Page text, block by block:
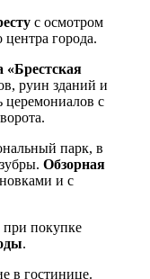
с осмотром
центра города.
«Брестская
руин зданий и
церемониалов с
парк, в
Обзорная
и с
при покупке
.
в гостинице.